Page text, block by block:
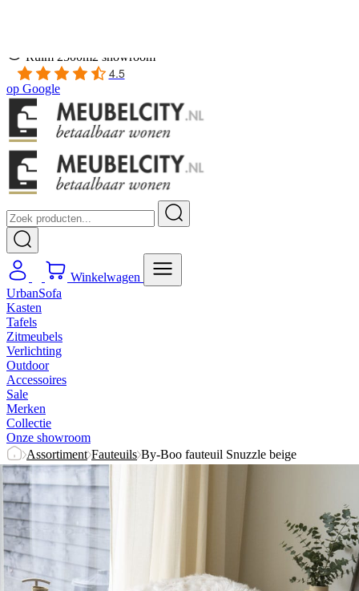
Ruim 2500m2 showroom
4.5
op Google
Winkelwagen
UrbanSofa
Kasten
Tafels
Zitmeubels
Verlichting
Outdoor
Accessoires
Sale
Merken
Collectie
Onze showroom
Assortiment Fauteuils By-Boo fauteuil Snuzzle beige